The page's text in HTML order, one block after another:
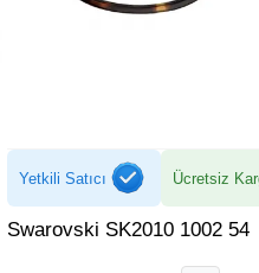
Yetkili Satıcı Ücretsiz
Swarovski SK2010 1002 54